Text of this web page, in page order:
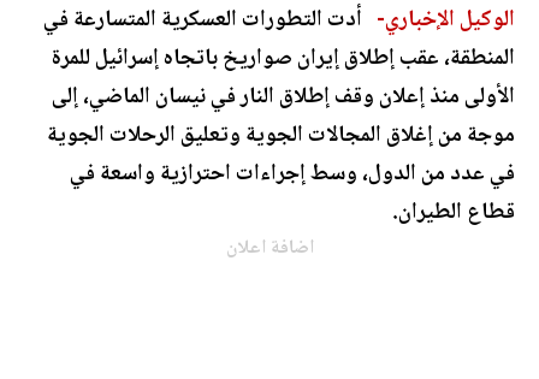
الوكيل الإخباري- أدت التطورات العسكرية المتسارعة في
المنطقة، عقب إطلاق إيران صواريخ باتجاه إسرائيل للمرة
الأولى منذ إعلان وقف إطلاق النار في نيسان الماضي، إلى
موجة من إغلاق المجالات الجوية وتعليق الرحلات الجوية
في عدد من الدول، وسط إجراءات احترازية واسعة في
قطاع الطيران.
اضافة اعلان